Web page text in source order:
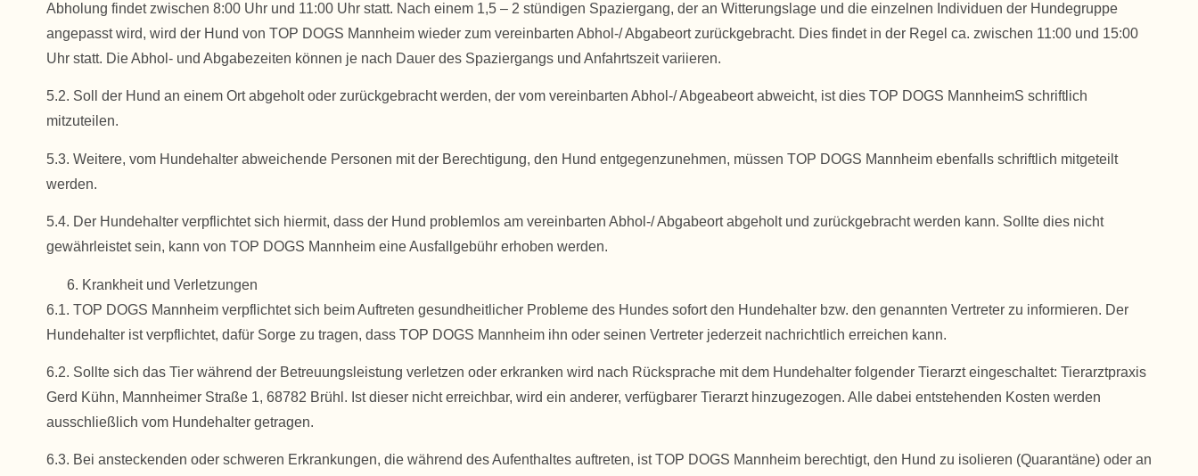
Abholung findet zwischen 8:00 Uhr und 11:00 Uhr statt. Nach einem 1,5 – 2 stündigen Spaziergang, der an Witterungslage und die einzelnen Individuen der Hundegruppe
angepasst wird, wird der Hund von TOP DOGS Mannheim wieder zum vereinbarten Abhol-/ Abgabeort zurückgebracht. Dies findet in der Regel ca. zwischen 11:00 und 15:00
Uhr statt. Die Abhol- und Abgabezeiten können je nach Dauer des Spaziergangs und Anfahrtszeit variieren.
5.2. Soll der Hund an einem Ort abgeholt oder zurückgebracht werden, der vom vereinbarten Abhol-/ Abgeabeort abweicht, ist dies TOP DOGS MannheimS schriftlich
mitzuteilen.
5.3. Weitere, vom Hundehalter abweichende Personen mit der Berechtigung, den Hund entgegenzunehmen, müssen TOP DOGS Mannheim ebenfalls schriftlich mitgeteilt
werden.
5.4. Der Hundehalter verpflichtet sich hiermit, dass der Hund problemlos am vereinbarten Abhol-/ Abgabeort abgeholt und zurückgebracht werden kann. Sollte dies nicht
gewährleistet sein, kann von TOP DOGS Mannheim eine Ausfallgebühr erhoben werden.
Krankheit und Verletzungen
6.1. TOP DOGS Mannheim verpflichtet sich beim Auftreten gesundheitlicher Probleme des Hundes sofort den Hundehalter bzw. den genannten Vertreter zu informieren. Der
Hundehalter ist verpflichtet, dafür Sorge zu tragen, dass TOP DOGS Mannheim ihn oder seinen Vertreter jederzeit nachrichtlich erreichen kann.
6.2. Sollte sich das Tier während der Betreuungsleistung verletzen oder erkranken wird nach Rücksprache mit dem Hundehalter folgender Tierarzt eingeschaltet: Tierarztpraxis
Gerd Kühn, Mannheimer Straße 1, 68782 Brühl. Ist dieser nicht erreichbar, wird ein anderer, verfügbarer Tierarzt hinzugezogen. Alle dabei entstehenden Kosten werden
ausschließlich vom Hundehalter getragen.
6.3. Bei ansteckenden oder schweren Erkrankungen, die während des Aufenthaltes auftreten, ist TOP DOGS Mannheim berechtigt, den Hund zu isolieren (Quarantäne) oder an